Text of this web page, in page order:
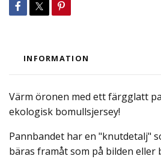
INFORMATION
Värm öronen med ett färgglatt
ekologisk bomullsjersey!
Pannbandet har en "knutdetalj"
bäras framåt som på bilden eller